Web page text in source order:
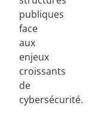
publiques
face
aux
enjeux
croissants
de
cybersécurité.